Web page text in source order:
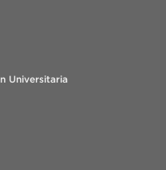
Universitaria